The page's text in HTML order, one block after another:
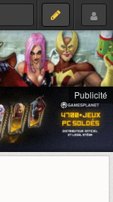
Publicité